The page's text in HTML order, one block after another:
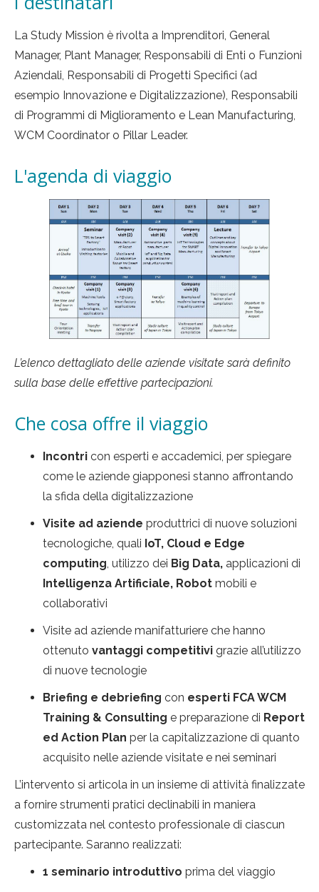
La Study Mission è rivolta a Imprenditori, General
Manager, Plant Manager, Responsabili di Enti o Funzioni
Aziendali, Responsabili di Progetti Specifici (ad
esempio Innovazione e Digitalizzazione), Responsabili
di Programmi di Miglioramento e Lean Manufacturing,
WCM Coordinator o Pillar Leader.
L'agenda di viaggio
L’elenco dettagliato delle aziende visitate sarà definito
sulla base delle effettive partecipazioni.
Che cosa offre il viaggio
Incontri con esperti e accademici, per spiegare
come le aziende giapponesi stanno affrontando
la sfida della digitalizzazione
Visite ad aziende produttrici di nuove soluzioni
tecnologiche, quali IoT, Cloud e Edge
computing , utilizzo dei Big Data, applicazioni di
Intelligenza Artificiale, Robot mobili e
collaborativi
Visite ad aziende manifatturiere che hanno
ottenuto vantaggi competitivi grazie all’utilizzo
di nuove tecnologie
Briefing e debriefing con esperti FCA WCM
Training & Consulting e preparazione di Report
ed Action Plan per la capitalizzazione di quanto
acquisito nelle aziende visitate e nei seminari
L’intervento si articola in un insieme di attività finalizzate
a fornire strumenti pratici declinabili in maniera
customizzata nel contesto professionale di ciascun
partecipante. Saranno realizzati:
1 seminario introduttivo prima del viaggio